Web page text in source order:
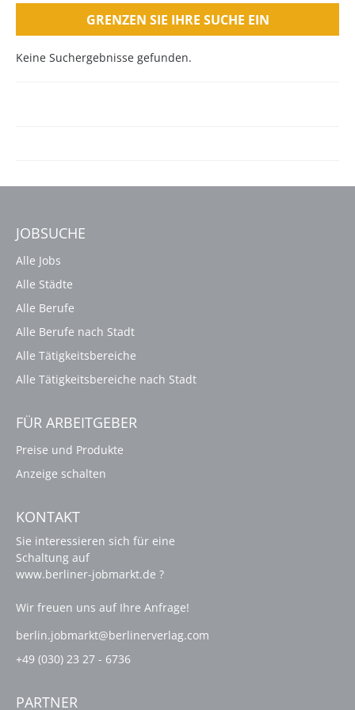
GRENZEN SIE IHRE SUCHE EIN
Keine Suchergebnisse gefunden.
JOBSUCHE
Alle Jobs
Alle Städte
Alle Berufe
Alle Berufe nach Stadt
Alle Tätigkeitsbereiche
Alle Tätigkeitsbereiche nach Stadt
FÜR ARBEITGEBER
Preise und Produkte
Anzeige schalten
KONTAKT
Sie interessieren sich für eine
Schaltung auf
www.berliner-jobmarkt.de ?
Wir freuen uns auf Ihre Anfrage!
berlin.jobmarkt@berlinerverlag.com
+49 (030) 23 27 - 6736
PARTNER